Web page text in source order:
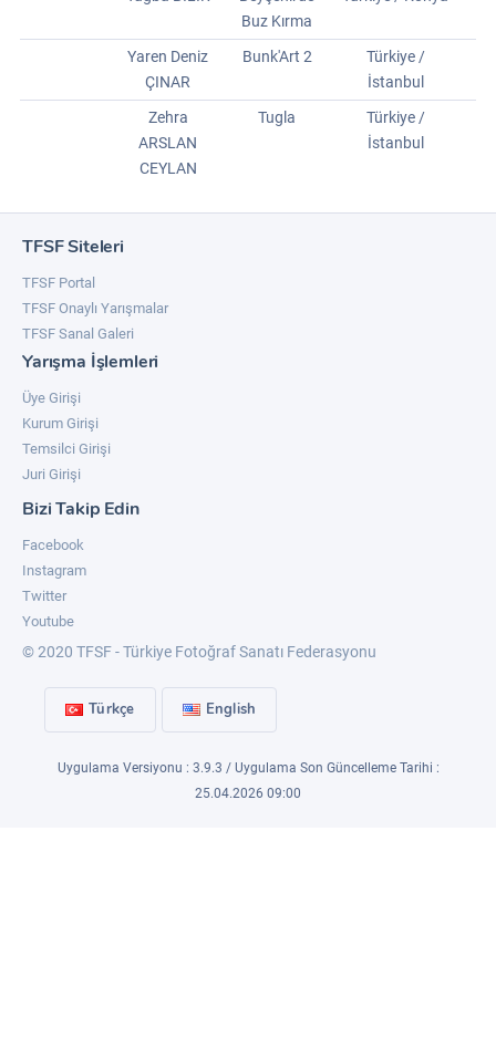
Buz Kırma
Yaren Deniz
ÇINAR
Bunk'Art 2
Türkiye /
İstanbul
Zehra
ARSLAN
CEYLAN
Tugla
Türkiye /
İstanbul
TFSF Siteleri
TFSF Portal
TFSF Onaylı Yarışmalar
TFSF Sanal Galeri
Yarışma İşlemleri
Üye Girişi
Kurum Girişi
Temsilci Girişi
Juri Girişi
Bizi Takip Edin
Facebook
Instagram
Twitter
Youtube
© 2020 TFSF - Türkiye Fotoğraf Sanatı Federasyonu
Türkçe English
Uygulama Versiyonu : 3.9.3 / Uygulama Son Güncelleme Tarihi :
25.04.2026 09:00